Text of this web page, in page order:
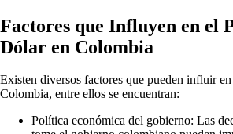
Factores que Influyen en el
Dólar en Colombia
Existen diversos factores que pueden influir
Colombia, entre ellos se encuentran:
Política económica del gobierno: Las